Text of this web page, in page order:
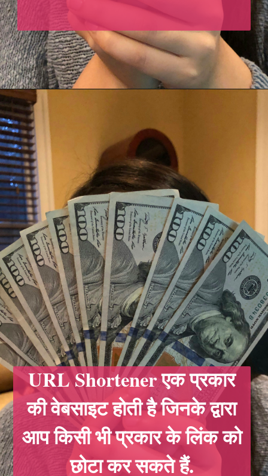
URL Shortener एक प्रकार
की वेबसाइट होती है जिनके द्वारा
आप किसी भी प्रकार के लिंक को
छोटा कर सकते हैं.